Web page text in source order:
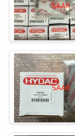
私
達
に
つ
い
て